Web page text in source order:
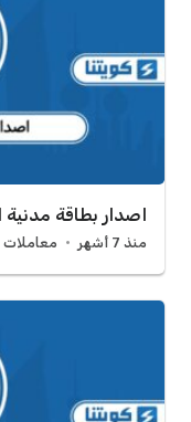
اصدار بطاقة
منذ 7 أشهر